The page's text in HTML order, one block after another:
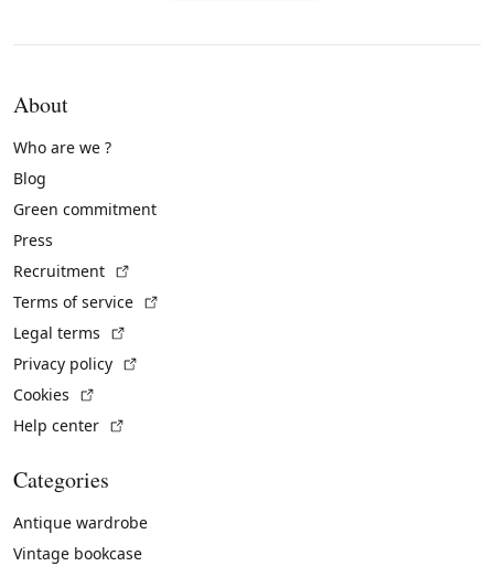
About
Who are we ?
Blog
Green commitment
Press
Recruitment
Terms of service
Legal terms
Privacy policy
Cookies
Help center
Categories
Antique wardrobe
Vintage bookcase